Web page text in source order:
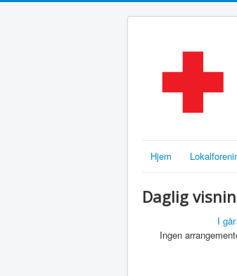
Hjem
Daglig
I går
Ingen